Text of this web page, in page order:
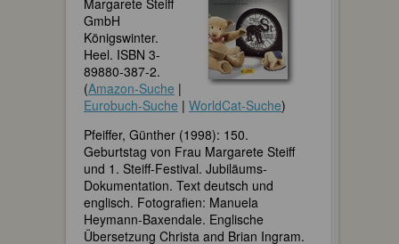
GmbH
Königswinter.
Heel. ISBN 3-
89880-387-2.
(Amazon-Suche |
Eurobuch-Suche | WorldCat-Suche)
Pfeiffer, Günther (1998): 150.
Geburtstag von Frau Margarete Steiff
und 1. Steiff-Festival. Jubiläums-
Dokumentation. Text deutsch und
englisch. Fotografien: Manuela
Heymann-Baxendale. Englische
Übersetzung Christa and Brian Ingram.